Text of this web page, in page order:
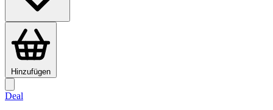
Hinzufügen
Deal